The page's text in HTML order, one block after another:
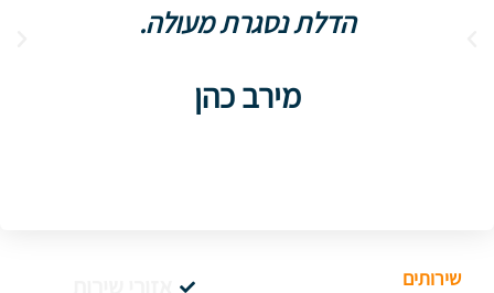
הדלת נסגרת מעולה.
מירב כהן
שירותים